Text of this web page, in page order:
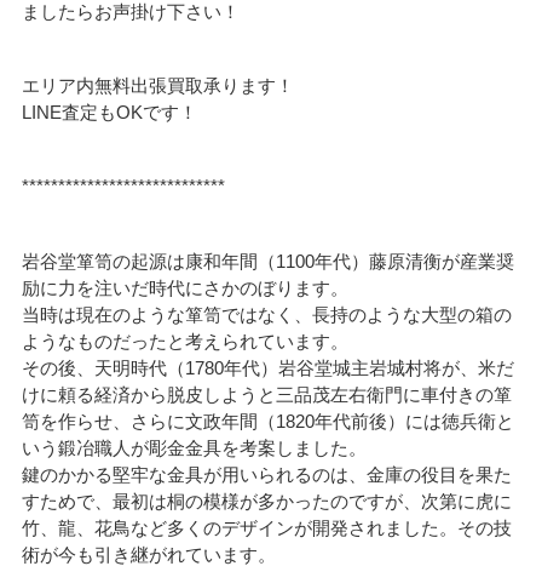
ましたらお声掛け下さい！
エリア内無料出張買取承ります！
LINE査定もOKです！
****************************
岩谷堂箪笥の起源は康和年間（1100年代）藤原清衡が産業奨
励に力を注いだ時代にさかのぼります。
当時は現在のような箪笥ではなく、長持のような大型の箱の
ようなものだったと考えられています。
その後、天明時代（1780年代）岩谷堂城主岩城村将が、米だ
けに頼る経済から脱皮しようと三品茂左右衛門に車付きの箪
笥を作らせ、さらに文政年間（1820年代前後）には徳兵衛と
いう鍛冶職人が彫金金具を考案しました。
鍵のかかる堅牢な金具が用いられるのは、金庫の役目を果た
すためで、最初は桐の模様が多かったのですが、次第に虎に
竹、龍、花鳥など多くのデザインが開発されました。その技
術が今も引き継がれています。